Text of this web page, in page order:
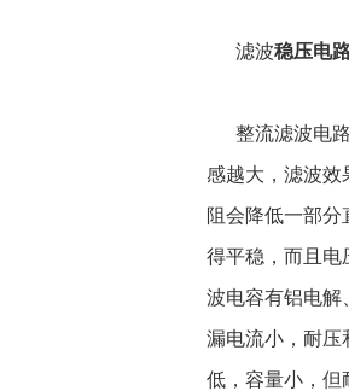
滤波稳压电
整流滤波电路
感越大，滤波效
阻会降低一部
得平稳，而且电
波电容有铝电解
漏电流小，耐压
低，容量小，但